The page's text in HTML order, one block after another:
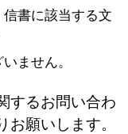
書に該当する文
ません。
するお問い合わ
お願いします。